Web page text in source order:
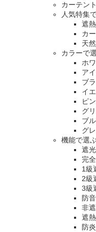
カーテン
人気特集
遮
カ
天
カラーで
ホ
ア
ブ
イ
ピ
グ
ブ
グ
機能で選
遮
完
1級
2級
3級
防
非
遮
防